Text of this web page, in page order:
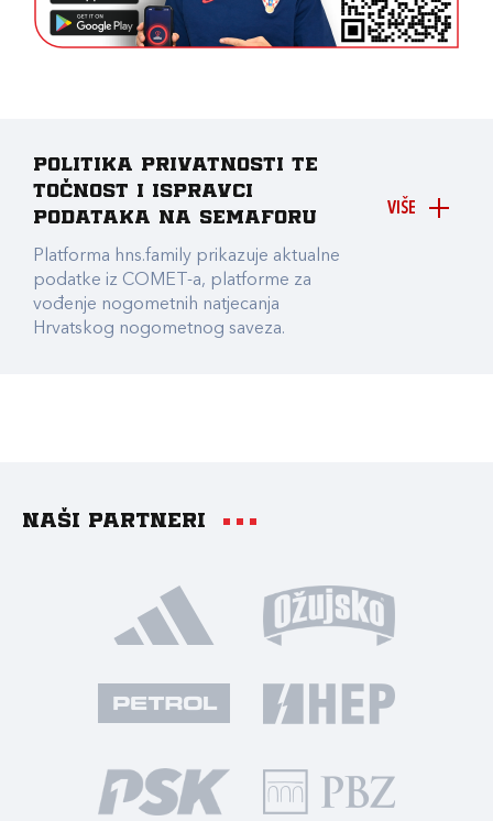
VIŠE
Politika privatnosti te
točnost i ispravci
podataka na Semaforu
Platforma hns.family prikazuje aktualne
podatke iz COMET-a, platforme za
vođenje nogometnih natjecanja
Hrvatskog nogometnog saveza.
Naši partneri